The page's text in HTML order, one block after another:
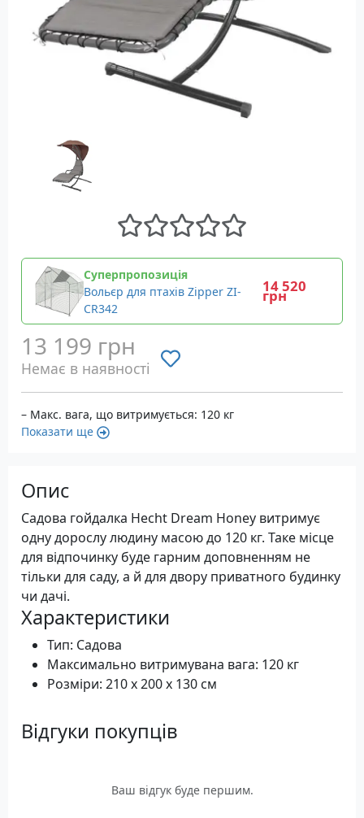
Суперпропозиція
Вольєр для птахів Zipper ZI-
CR342
14 520
грн
13 199 грн
Немає в наявності
– Макс. вага, що витримується: 120 кг
Показати ще
Опис
Садова гойдалка Hecht Dream Honey витримує
одну дорослу людину масою до 120 кг. Таке місце
для відпочинку буде гарним доповненням не
тільки для саду, а й для двору приватного будинку
чи дачі.
Характеристики
Тип: Садова
Максимально витримувана вага: 120 кг
Розміри: 210 х 200 х 130 см
Відгуки покупців
Ваш відгук буде першим.